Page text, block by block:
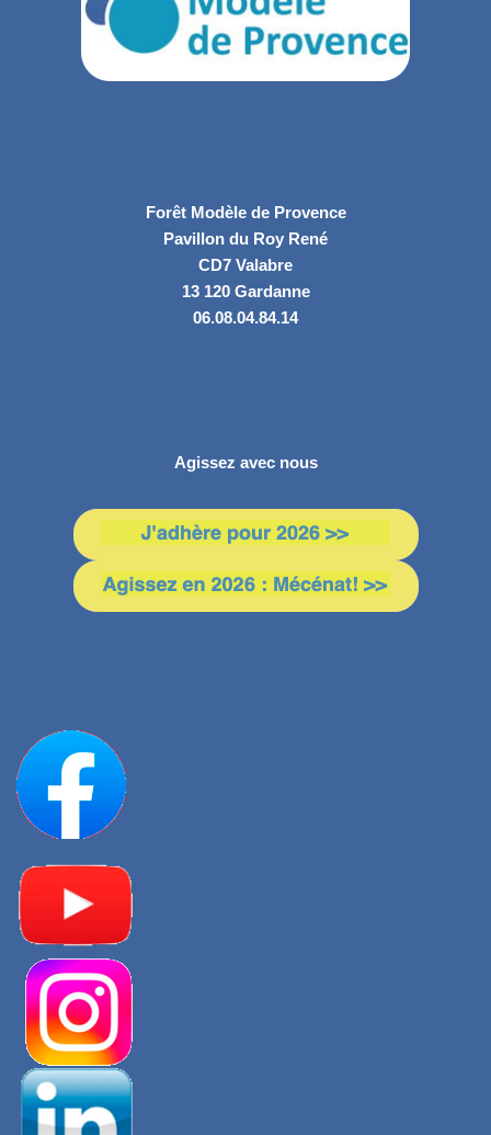
Forêt Modèle de Provence
Pavillon du Roy René
CD7 Valabre
13 120 Gardanne
06.08.04.84.14
Agissez avec nous